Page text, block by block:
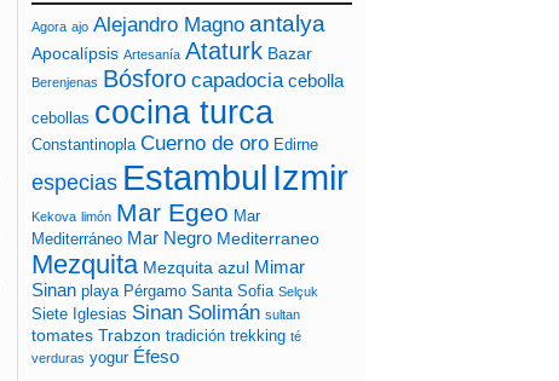
Agora ajo Alejandro Magno antalya
Apocalípsis Artesanía Ataturk Bazar
Berenjenas Bósforo capadocia cebolla
cebollas cocina turca
Constantinopla Cuerno de oro Edirne
especias Estambul Izmir
Kekova limón Mar Egeo Mar
Mediterráneo Mar Negro Mediterraneo
Mezquita Mezquita azul Mimar
Sinan playa Pérgamo Santa Sofia Selçuk
Siete Iglesias Sinan Solimán sultan
tomates Trabzon tradición trekking té
verduras yogur Éfeso